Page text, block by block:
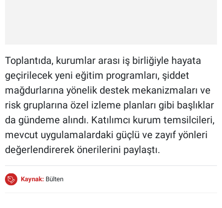
Toplantıda, kurumlar arası iş birliğiyle hayata
geçirilecek yeni eğitim programları, şiddet
mağdurlarına yönelik destek mekanizmaları ve
risk gruplarına özel izleme planları gibi başlıklar
da gündeme alındı. Katılımcı kurum temsilcileri,
mevcut uygulamalardaki güçlü ve zayıf yönleri
değerlendirerek önerilerini paylaştı.
Kaynak: Bülten